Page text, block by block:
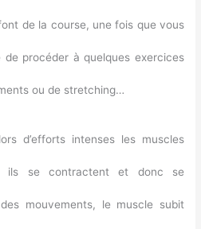
de la course, une fois que vous
procéder à quelques exercices
ou de stretching…
d’efforts intenses les muscles
ils se contractent et donc se
mouvements, le muscle subit